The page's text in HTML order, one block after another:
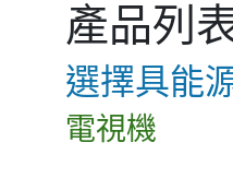
產品列
選擇具能
電視機